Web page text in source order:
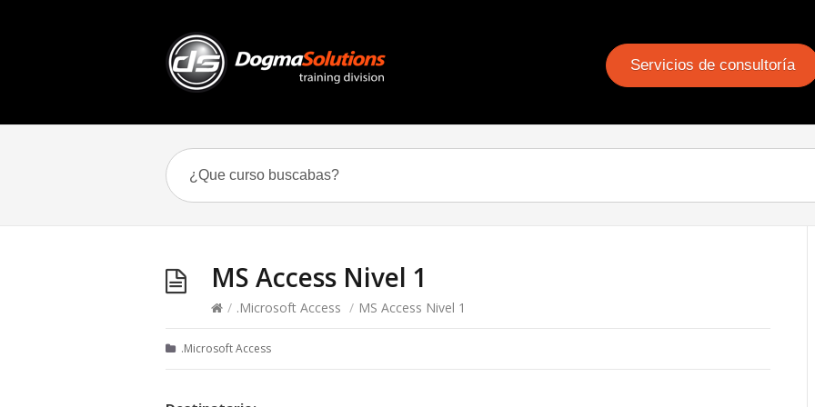
Servicios de consultoría
MS Access Nivel 1
/ .Microsoft Access / MS Access Nivel 1
.Microsoft Access